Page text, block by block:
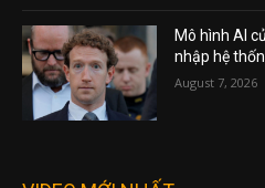
Mô hình AI
nhập hệ
August 7, 2026